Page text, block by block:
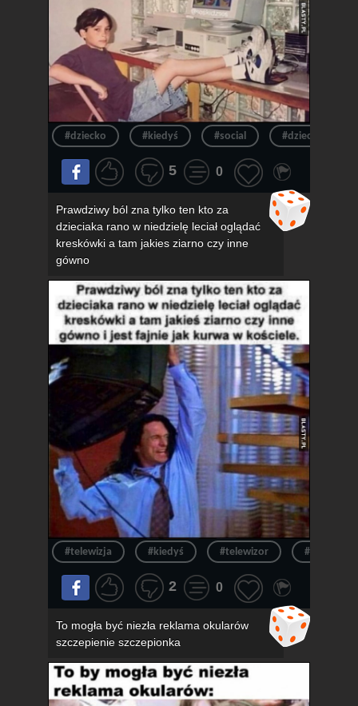
#dziecko #kiedyś #social #dzieciak
5 0
Prawdziwy ból zna tylko ten kto za
dzieciaka rano w niedzielę leciał oglądać
kreskówki a tam jakies ziarno czy inne
gówno
#telewizja #kiedyś #telewizor #ból
2 0
To mogła być niezła reklama okularów
szczepienie szczepionka